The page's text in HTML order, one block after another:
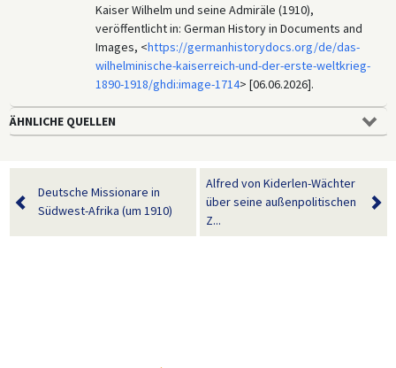
Kaiser Wilhelm und seine Admiräle (1910),
veröffentlicht in: German History in Documents and
Images, <https://germanhistorydocs.org/de/das-
wilhelminische-kaiserreich-und-der-erste-weltkrieg-
1890-1918/ghdi:image-1714> [06.06.2026].
ÄHNLICHE QUELLEN
Deutsche Missionare in
Südwest-Afrika (um 1910)
Alfred von Kiderlen-Wächter
über seine außenpolitischen
Z...